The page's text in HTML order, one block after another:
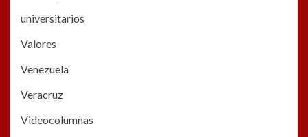
universitarios
Valores
Venezuela
Veracruz
Videocolumnas